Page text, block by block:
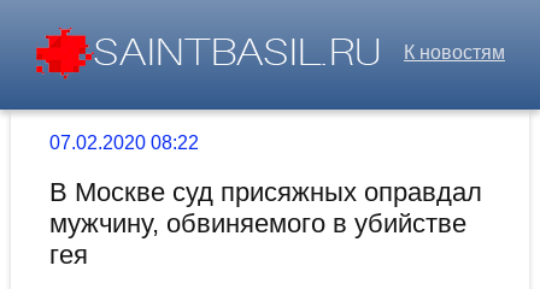
К новостям
07.02.2020 08:22
В Москве суд присяжных оправдал
мужчину, обвиняемого в убийстве
гея